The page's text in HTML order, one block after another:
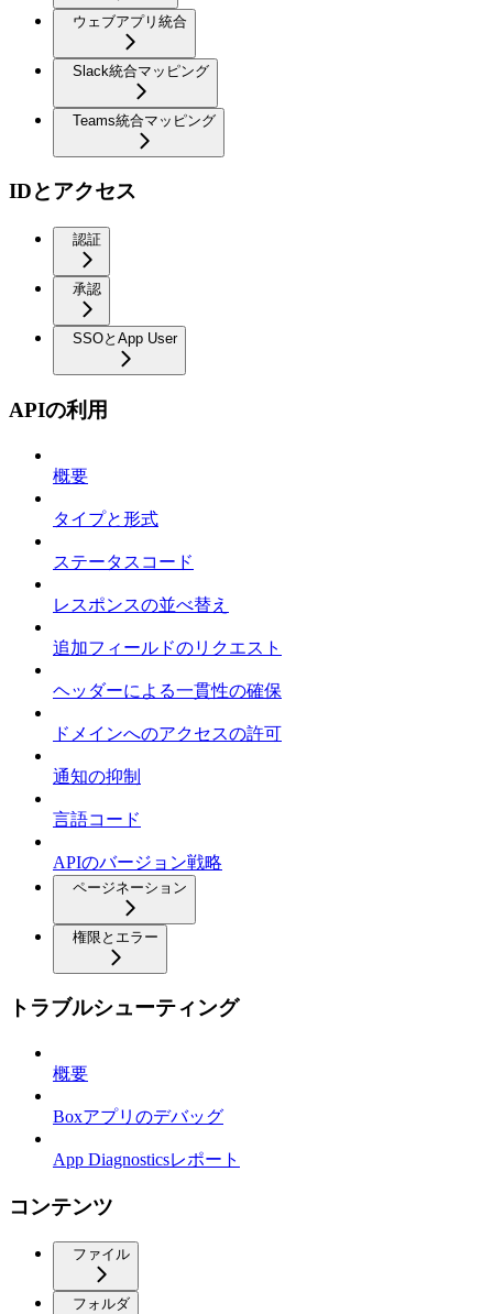
ウェブアプリ統合
Slack統合マッピング
Teams統合マッピング
IDとアクセス
認証
承認
SSOとApp User
APIの利用
概要
タイプと形式
ステータスコード
レスポンスの並べ替え
追加フィールドのリクエスト
ヘッダーによる一貫性の確保
ドメインへのアクセスの許可
通知の抑制
言語コード
APIのバージョン戦略
ページネーション
権限とエラー
トラブルシューティング
概要
Boxアプリのデバッグ
App Diagnosticsレポート
コンテンツ
ファイル
フォルダ